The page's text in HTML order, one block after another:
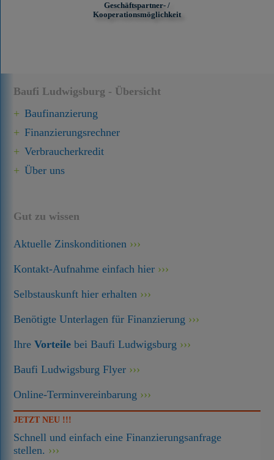
Baufi Ludwigsburg - Übersicht
Baufinanzierung
Finanzierungsrechner
Verbraucherkredit
Über uns
Gut zu wissen
Aktuelle Zinskonditionen
Kontakt-Aufnahme einfach hier
Selbstauskunft hier erhalten
Benötigte Unterlagen für Finanzierung
IhreVorteile bei Baufi Ludwigsburg
Baufi Ludwigsburg Flyer
Online-Terminvereinbarung
JETZT NEU !!!
Schnell und einfach eine Finanzierungsanfrage
stellen.
Geschäftspartner- /
Kooperationsmöglichkeit